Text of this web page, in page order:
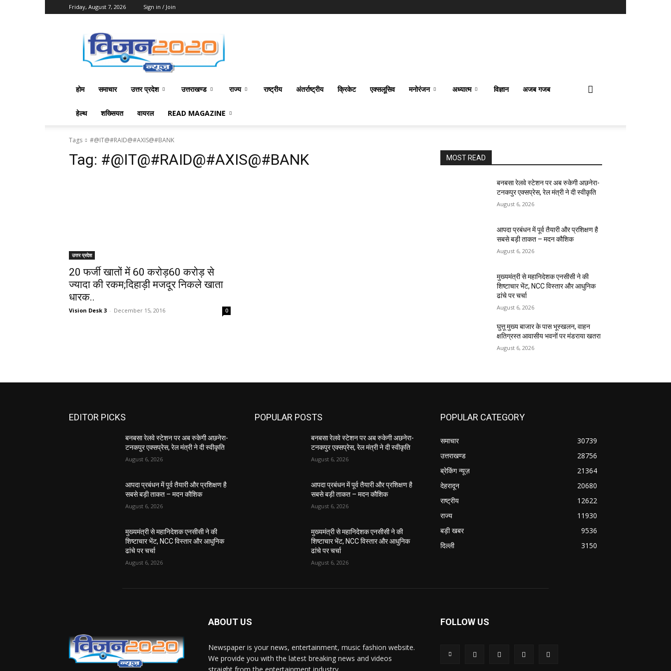
Friday, August 7, 2026 Sign in / Join
2020
News
होम समाचार उत्तर प्रदेश उत्तराखण्ड राज्य राष्ट्रीय अंतर्राष्‍ट्रीय क्रिकेट एक्सलूसिव मनोरंजन अध्यात्म विज्ञान अजब गजब
हेल्थ शख्सियत वायरल READ MAGAZINE
Tags #@IT@#RAID@#AXIS@#BANK
Tag: #@IT@#RAID@#AXIS@#BANK
उत्तर प्रदेश
20 फर्जी खातों में 60 करोड़60 करोड़ से
ज्यादा की रकम;दिहाड़ी मजदूर निकले खाता
धारक..
Vision Desk 3 - December 15, 2016 0
MOST READ
बनबसा रेलवे स्टेशन पर अब रुकेगी अछनेरा-
टनकपुर एक्सप्रेस, रेल मंत्री ने दी स्वीकृति
August 6, 2026
आपदा प्रबंधन में पूर्व तैयारी और प्रशिक्षण है
सबसे बड़ी ताकत – मदन कौशिक
August 6, 2026
मुख्यमंत्री से महानिदेशक एनसीसी ने की
शिष्टाचार भेंट, NCC विस्तार और आधुनिक
ढांचे पर चर्चा
August 6, 2026
घुत्तू मुख्य बाजार के पास भूस्खलन, वाहन
क्षतिग्रस्त आवासीय भवनों पर मंडराया खतरा
August 6, 2026
EDITOR PICKS
बनबसा रेलवे स्टेशन पर अब रुकेगी अछनेरा-
टनकपुर एक्सप्रेस, रेल मंत्री ने दी स्वीकृति
August 6, 2026
आपदा प्रबंधन में पूर्व तैयारी और प्रशिक्षण है
सबसे बड़ी ताकत – मदन कौशिक
August 6, 2026
मुख्यमंत्री से महानिदेशक एनसीसी ने की
शिष्टाचार भेंट, NCC विस्तार और आधुनिक
ढांचे पर चर्चा
August 6, 2026
POPULAR POSTS
बनबसा रेलवे स्टेशन पर अब रुकेगी अछनेरा-
टनकपुर एक्सप्रेस, रेल मंत्री ने दी स्वीकृति
August 6, 2026
आपदा प्रबंधन में पूर्व तैयारी और प्रशिक्षण है
सबसे बड़ी ताकत – मदन कौशिक
August 6, 2026
मुख्यमंत्री से महानिदेशक एनसीसी ने की
शिष्टाचार भेंट, NCC विस्तार और आधुनिक
ढांचे पर चर्चा
August 6, 2026
POPULAR CATEGORY
समाचार
30739
उत्तराखण्ड
28756
ब्रेकिंग न्यूज़
21364
देहरादून
20680
राष्ट्रीय
12622
राज्य
11930
बड़ी खबर
9536
दिल्ली
3150
ABOUT US
Newspaper is your news, entertainment, music fashion website.
We provide you with the latest breaking news and videos
FOLLOW US